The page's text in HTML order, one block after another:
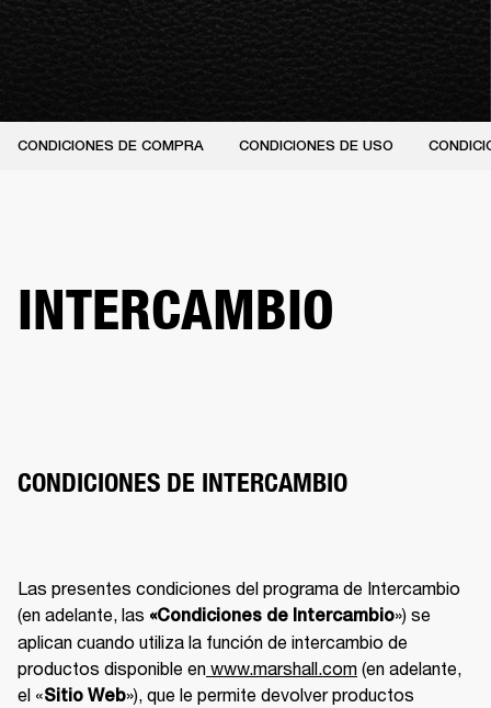
CONDICIONES DE COMPRA CONDICIONES DE USO
INTERCAMBIO
CONDICIONES DE INTERCAMBIO
Las presentes condiciones del programa de Intercambio
(en adelante, las «Condiciones de Intercambio») se
aplican cuando utiliza la función de intercambio de
productos disponible en www.marshall.com (en adelante,
el «Sitio Web»), que le permite devolver productos